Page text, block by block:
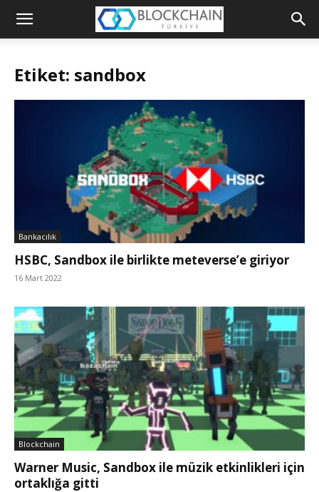
Blockchain
Etiket: sandbox
Bankacılık
HSBC, Sandbox ile birlikte meteverse’e giriyor
16 Mart 2022
Blockchain
Warner Music, Sandbox ile müzik etkinlikleri için
ortaklığa gitti